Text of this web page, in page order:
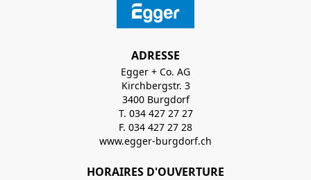
ADRESSE
Egger + Co. AG
Kirchbergstr. 3
3400 Burgdorf
T. 034 427 27 27
F. 034 427 27 28
www.egger-burgdorf.ch
HORAIRES D'OUVERTURE